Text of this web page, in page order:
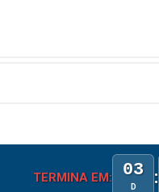
TERMINA EM: 03
D :